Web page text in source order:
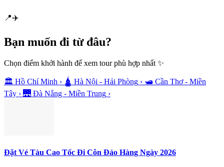
📍✈️
Bạn muốn đi từ đâu?
Chọn điểm khởi hành để xem tour phù hợp nhất ✨
🏛️ Hồ Chí Minh › 🛕 Hà Nội - Hải Phòng › 🛥️ Cần Thơ - Miền
Tây › 🌉 Đà Nẵng - Miền Trung ›
Đặt Vé Tàu Cao Tốc Đi Côn Đảo Hàng Ngày 2026